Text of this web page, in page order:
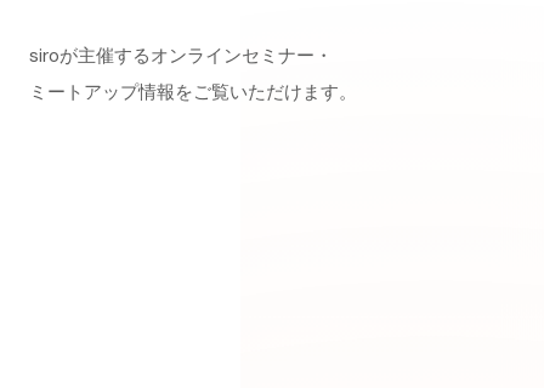
siroが主催するオンラインセミナー・
ミートアップ情報をご覧いただけます。